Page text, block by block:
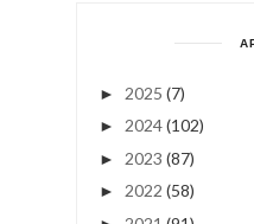
► 2025 (7)
► 2024(102)
► 2023 (87)
► 2022 (58)